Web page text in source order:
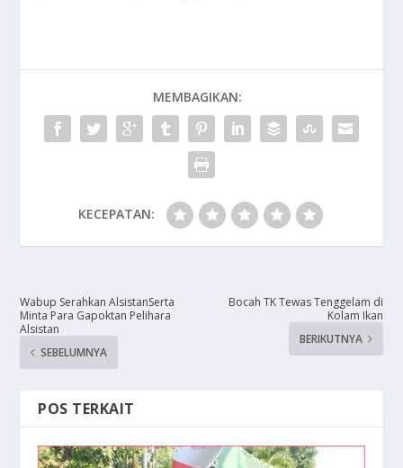
MEMBAGIKAN:
KECEPATAN:
Wabup Serahkan AlsistanSerta
Minta Para Gapoktan Pelihara
Alsistan
SEBELUMNYA
​Bocah TK Tewas Tenggelam di
Kolam Ikan
BERIKUTNYA
POS TERKAIT